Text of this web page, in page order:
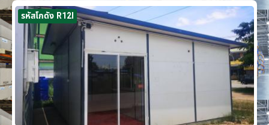
รหัสโกดัง R12I